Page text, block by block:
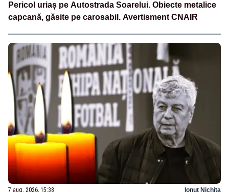
Pericol uriaș pe Autostrada Soarelui. Obiecte metalice
capcană, găsite pe carosabil. Avertisment CNAIR
7 aug. 2026, 15:38 Ionuț Nichita